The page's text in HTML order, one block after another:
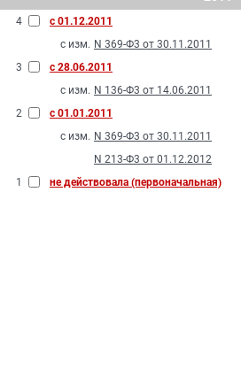
4
с 01.12.2011
с изм. N 369-Ф3 от 30.11.2011
3
с 28.06.2011
с изм. N 136-Ф3 от 14.06.2011
2
с 01.01.2011
с изм. N 369-Ф3 от 30.11.2011
N 213-Ф3 от 01.12.2012
1
не действовала (первоначальная)